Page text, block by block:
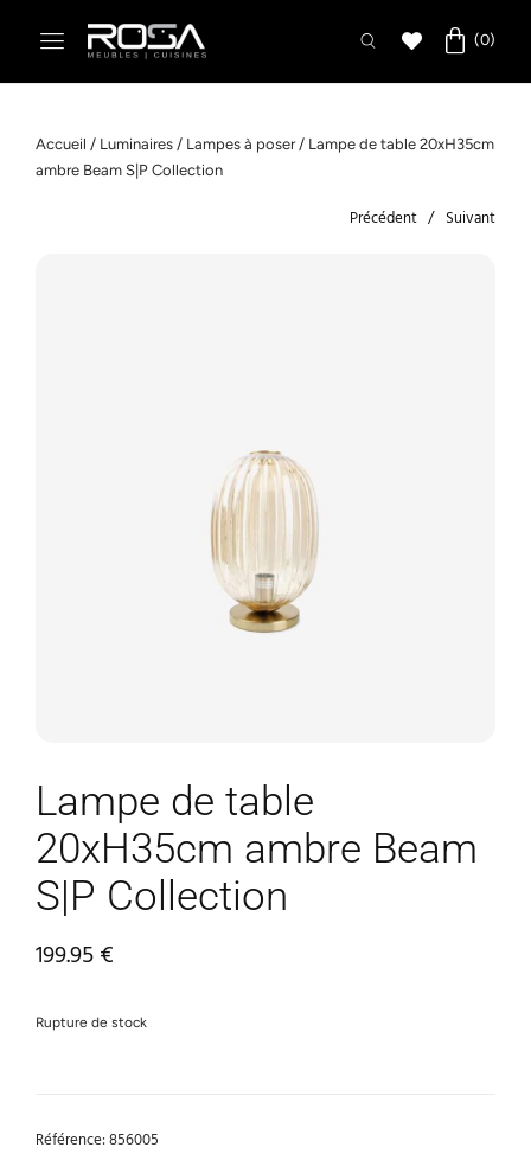
Accueil / Luminaires / Lampes à poser/ Lampe de table 20xH35cm
ambre Beam S|P Collection
Précédent Suivant
Lampe de table
20xH35cm ambre Beam
S|P Collection
199.95€
Rupture de stock
Référence:856005